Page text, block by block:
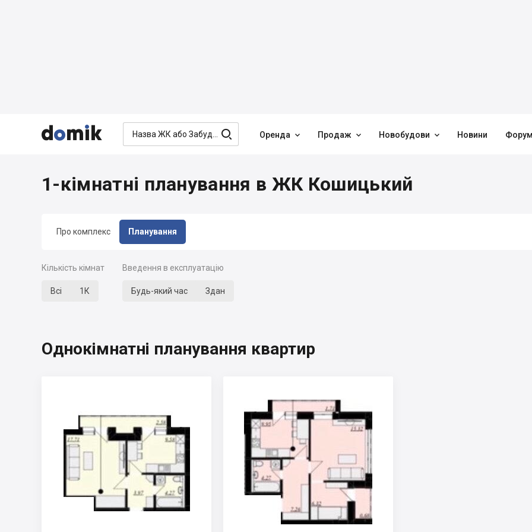


  Оренда  Продаж  Новобудови  Новини
Про комплекс Планування
1-кімнатні планування в ЖК Кошицький
Кількість кімнат
Всі 1К
Введення в експлуатацію
Будь-який час Здан
Однокімнатні планування квартир